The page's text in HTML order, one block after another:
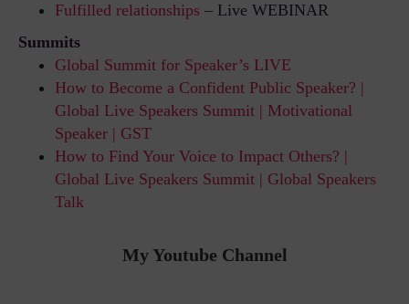
Fulfilled relationships – Live WEBINAR
Summits
Global Summit for Speaker’s LIVE
How to Become a Confident Public Speaker? |
Global Live Speakers Summit | Motivational
Speaker | GST
How to Find Your Voice to Impact Others? |
Global Live Speakers Summit | Global Speakers
Talk
My Youtube Channel